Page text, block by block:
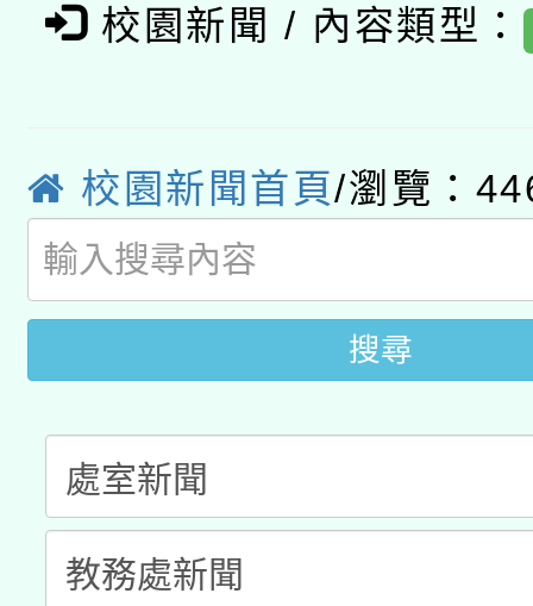
薪期間赴陸應申請許可
轉知經濟部水利署委託
用水績優單位及節水達
動」
桃園市孔廟祈福系列
開 智慧啟航」
2026年桃園地景藝術
校園新聞 / 內容類型：
校園新聞首頁/瀏覽：
搜尋